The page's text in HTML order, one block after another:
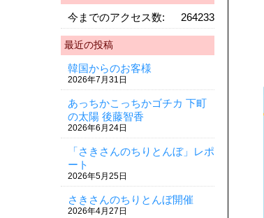
264233
今までのアクセス数:
最近の投稿
韓国からのお客様
2026年7月31日
あっちかこっちかゴチカ 下町
の太陽 後藤智香
2026年6月24日
「さきさんのちりとんぼ」レポ
ート
2026年5月25日
さきさんのちりとんぼ開催
2026年4月27日